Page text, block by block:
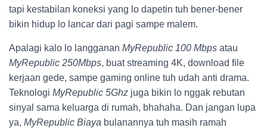
tapi kestabilan koneksi yang lo dapetin tuh bener-bener
bikin hidup lo lancar dari pagi sampe malem.
Apalagi kalo lo langganan MyRepublic 100 Mbps atau
MyRepublic 250Mbps, buat streaming 4K, download file
kerjaan gede, sampe gaming online tuh udah anti drama.
Teknologi MyRepublic 5Ghz juga bikin lo nggak rebutan
sinyal sama keluarga di rumah, bhahaha. Dan jangan lupa
ya, MyRepublic Biaya bulanannya tuh masih ramah